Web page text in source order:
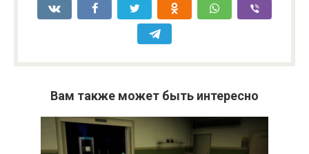
Вам также может быть интересно